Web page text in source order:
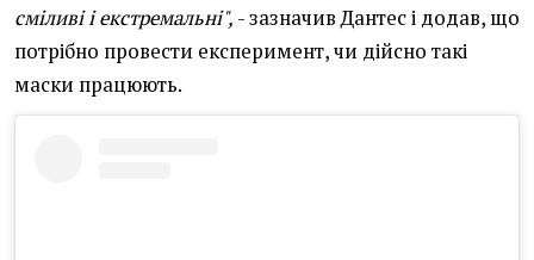
сміливі і екстремальні", - зазначив Дантес і додав, що
потрібно провести експеримент, чи дійсно такі
маски працюють.